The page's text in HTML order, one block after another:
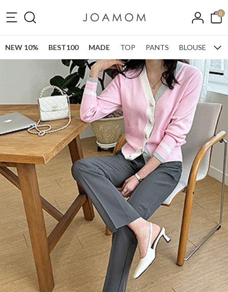
0
NEW 10% BEST100 MADE TOP PANTS BLOUSE